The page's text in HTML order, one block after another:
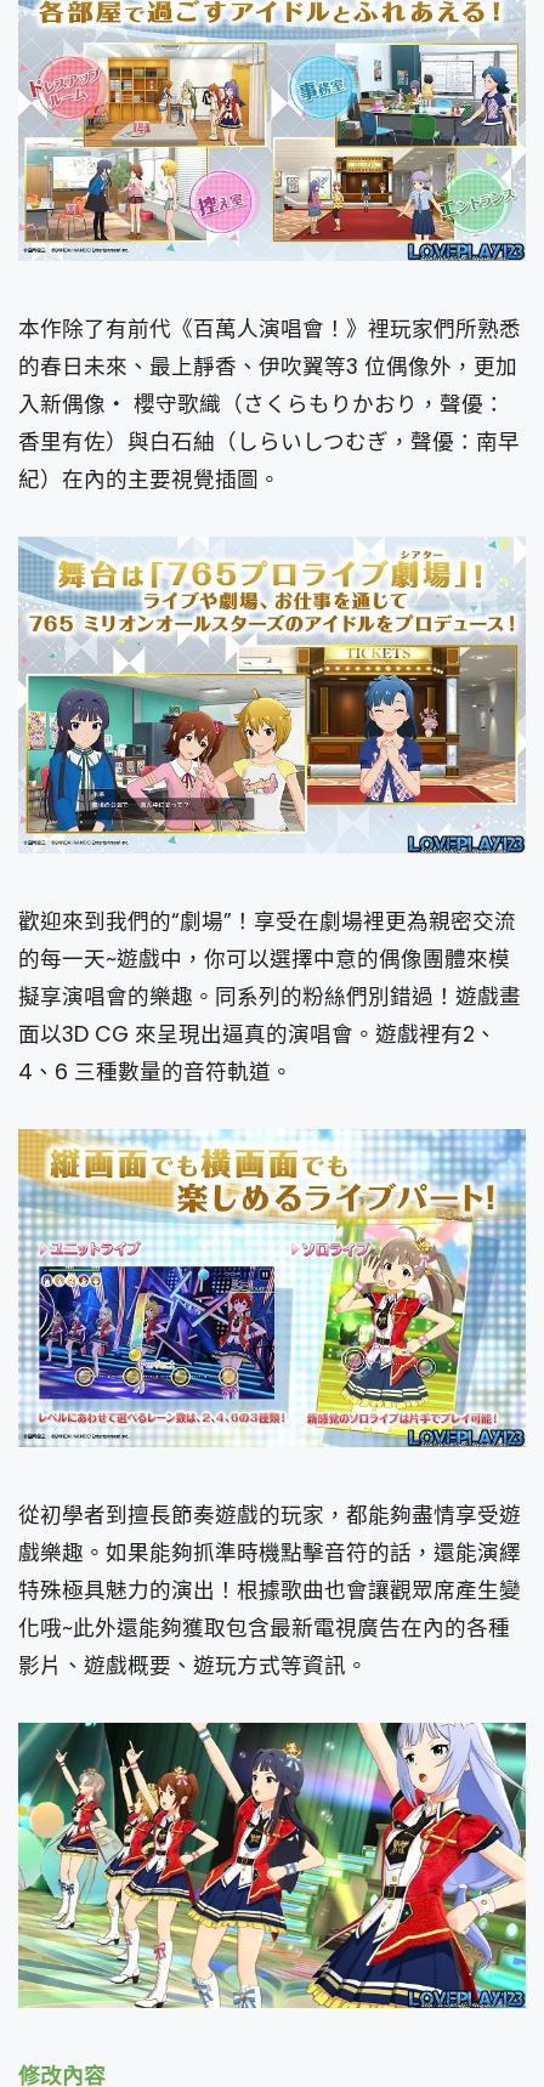
本作除了有前代《百萬人演唱會！》裡玩家們所熟悉
的春日未來、最上靜香、伊吹翼等3 位偶像外，更加
入新偶像‧ 櫻守歌織（さくらもりかおり，聲優：
香里有佐）與白石紬（しらいしつむぎ，聲優：南早
紀）在內的主要視覺插圖。
歡迎來到我們的“劇場”！享受在劇場裡更為親密交流
的每一天~遊戲中，你可以選擇中意的偶像團體來模
擬享演唱會的樂趣。同系列的粉絲們別錯過！遊戲畫
面以3D CG 來呈現出逼真的演唱會。遊戲裡有2、
4、6 三種數量的音符軌道。
從初學者到擅長節奏遊戲的玩家，都能夠盡情享受遊
戲樂趣。如果能夠抓準時機點擊音符的話，還能演繹
特殊極具魅力的演出！根據歌曲也會讓觀眾席產生變
化哦~此外還能夠獲取包含最新電視廣告在內的各種
影片、遊戲概要、遊玩方式等資訊。
修改內容